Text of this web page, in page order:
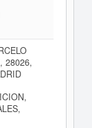
28026,